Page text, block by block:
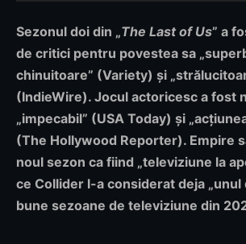
Sezonul doi din „The Last of Us” a
de critici pentru povestea sa
chinuitoare” (Variety) și
(IndieWire). Jocul actoricesc a fost
„impecabil” (USA Today) și
(The Hollywood Reporter). Empire
noul sezon ca fiind „televiziune la
ce Collider l-a considerat deja
bune sezoane de televiziune din